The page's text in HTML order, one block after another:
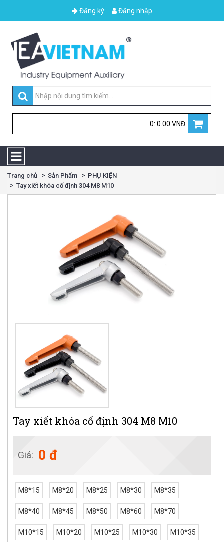
Đăng ký Đăng nhập
0: 0.00 VNĐ
Trang chủ Sản Phẩm
PHỤ KIỆN
Tay xiết khóa cố định 304 M8 M10
Tay xiết khóa cố định 304 M8 M10
Giá: 0 đ
M8*15 M8*20 M8*25 M8*30 M8*35
M8*40 M8*45 M8*50 M8*60 M8*70
M10*15 M10*20 M10*25 M10*30 M10*35